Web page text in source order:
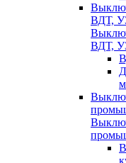
ВДТ,
ВДТ,